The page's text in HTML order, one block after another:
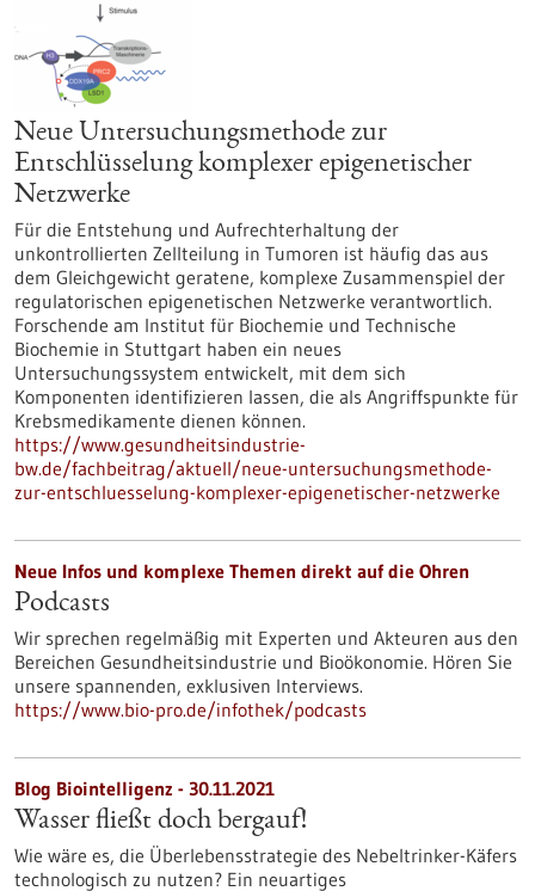
Neue Untersuchungsmethode zur
Entschlüsselung komplexer epigenetischer
Netzwerke
Für die Entstehung und Aufrechterhaltung der
unkontrollierten Zellteilung in Tumoren ist häufig das aus
dem Gleichgewicht geratene, komplexe Zusammenspiel der
regulatorischen epigenetischen Netzwerke verantwortlich.
Forschende am Institut für Biochemie und Technische
Biochemie in Stuttgart haben ein neues
Untersuchungssystem entwickelt, mit dem sich
Komponenten identifizieren lassen, die als Angriffspunkte für
Krebsmedikamente dienen können.
https://www.gesundheitsindustrie-
bw.de/fachbeitrag/aktuell/neue-untersuchungsmethode-
zur-entschluesselung-komplexer-epigenetischer-netzwerke
Neue Infos und komplexe Themen direkt auf die Ohren
Podcasts
Wir sprechen regelmäßig mit Experten und Akteuren aus den
Bereichen Gesundheitsindustrie und Bioökonomie. Hören Sie
unsere spannenden, exklusiven Interviews.
https://www.bio-pro.de/infothek/podcasts
Blog Biointelligenz - 30.11.2021
Wasser fließt doch bergauf!
Wie wäre es, die Überlebensstrategie des Nebeltrinker-Käfers
technologisch zu nutzen? Ein neuartiges